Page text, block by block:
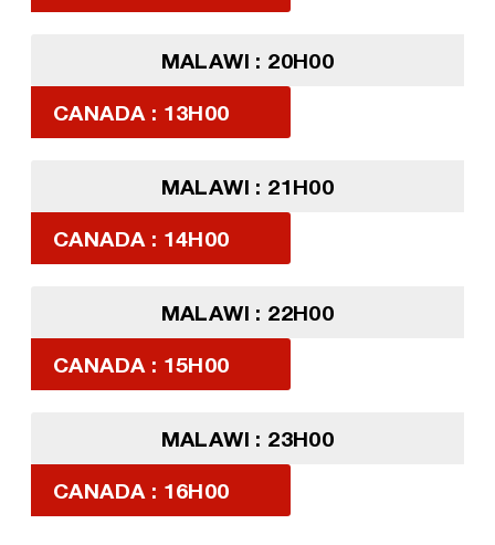
MALAWI : 20H00
CANADA : 13H00
MALAWI : 21H00
CANADA : 14H00
MALAWI : 22H00
CANADA : 15H00
MALAWI : 23H00
CANADA : 16H00